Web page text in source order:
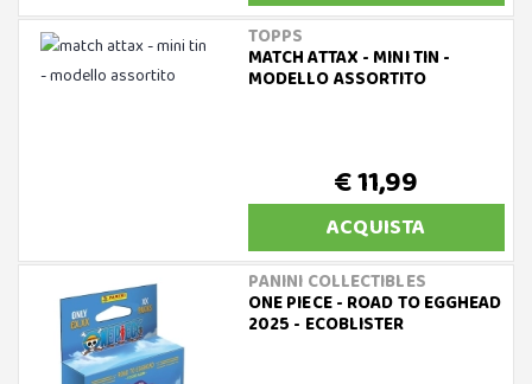
TOPPS
MATCH ATTAX - MINI TIN -
MODELLO ASSORTITO
€ 11,99
ACQUISTA
PANINI COLLECTIBLES
ONE PIECE - ROAD TO EGGHEAD
2025 - ECOBLISTER